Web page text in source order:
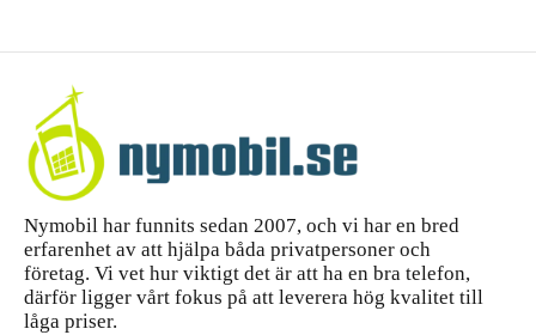
Nymobil har funnits sedan 2007, och vi har en bred
erfarenhet av att hjälpa båda privatpersoner och
företag. Vi vet hur viktigt det är att ha en bra telefon,
därför ligger vårt fokus på att leverera hög kvalitet till
låga priser.